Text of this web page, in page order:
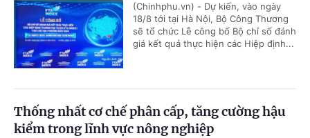
(Chinhphu.vn) - Dự kiến, vào ngày
18/8 tới tại Hà Nội, Bộ Công Thương
sẽ tổ chức Lễ công bố Bộ chỉ số đánh
giá kết quả thực hiện các Hiệp định...
Thống nhất cơ chế phân cấp, tăng cường hậu
kiểm trong lĩnh vực nông nghiệp